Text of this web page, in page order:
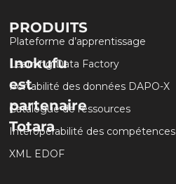
Inokufu
est
partenaire
Totara
PRODUITS
Plateforme d’apprentissage
Learning Data Factory
Portabilité des données DAPO-X
Catalogue de ressources
Interopérabilité des compétences
XML EDOF